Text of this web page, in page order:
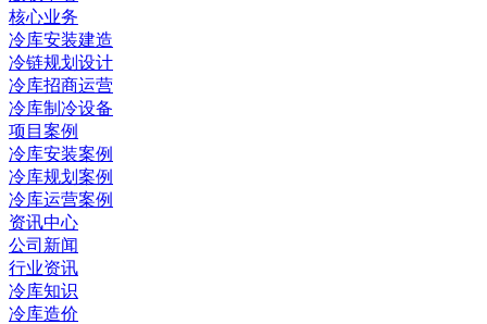
核心业务
冷库安装建造
冷链规划设计
冷库招商运营
冷库制冷设备
项目案例
冷库安装案例
冷库规划案例
冷库运营案例
资讯中心
公司新闻
行业资讯
冷库知识
冷库造价